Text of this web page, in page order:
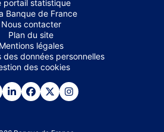
portail statistique
Banque de France
Nous contacter
Plan du site
Mentions légales
des données personnelles
des cookies